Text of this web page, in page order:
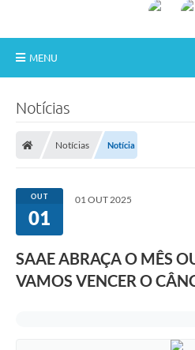
MENU
Ouvidoria
Legislação
Editais
Notícias
Notícias Notícia
OUT
01
01 OUT 2025
SAAE ABRAÇA O MÊS
VAMOS VENCER O